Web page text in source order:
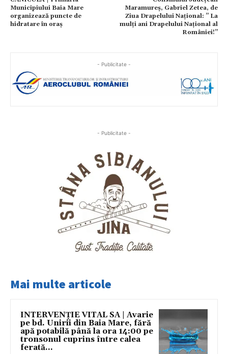
Municipiului Baia Mare
organizează puncte de
hidratare în oraș
Maramureș, Gabriel Zetea, de
Ziua Drapelului Național: ” La
mulți ani Drapelului Național al
României!”
- Publicitate -
- Publicitate -
Mai multe articole
INTERVENȚIE VITAL SA | Avarie
pe bd. Unirii din Baia Mare, fără
apă potabilă până la ora 14:00 pe
tronsonul cuprins între calea
ferată...